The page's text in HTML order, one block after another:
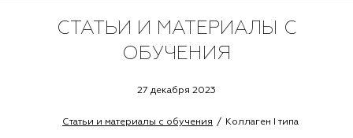
СТАТЬИ И МАТЕРИАЛЫ С
ОБУЧЕНИЯ
27 декабря 2023
Статьи и материалы с обучения Коллаген I типа